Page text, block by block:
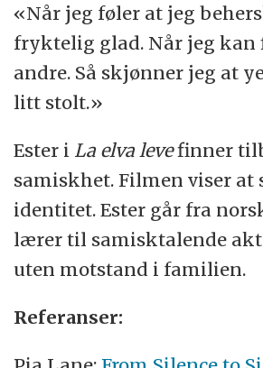
«Når jeg føler at jeg
fryktelig glad. Når jeg kan
andre. Så skjønner jeg at
litt stolt.»
Ester i La elva levefinner
samiskhet. Filmen viser at
identitet. Ester går fra
lærer til samisktalende
uten motstand i familien.
Referanser: